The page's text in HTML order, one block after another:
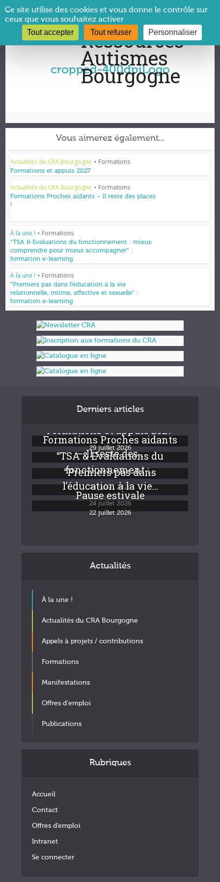
Vous êtes ici :CRA Bourgogne→cropped-400dpiLogo
cropped-400dpiLogo
Vous aimerez également...
Actualités du CRA Bourgogne • Formations
Formations et appuis 2027
Actualités du CRA Bourgogne • Formations
Formations Proches aidants – Il reste des places
!
À la une ! • Formations
“TSA & Evaluations du fonctionnement : mieux
comprendre pour mieux accompagner” :
formation e-learning
À la une ! • Formations
“Premiers pas dans l’éducation à la vie
relationnelle, intime, affective et sexuelle” :
formation e-learning
Derniers articles
Formations et appuis 2027
29 juillet 2026
Formations Proches aidants
– Il reste des...
24 juillet 2026
“TSA & Evaluations du
fonctionnement :...
24 juillet 2026
“Premiers pas dans
l’éducation à la vie...
24 juillet 2026
Pause estivale
22 juillet 2026
Actualités
À la une !
Actualités du CRA Bourgogne
Appels à projets / contributions
Formations
Manifestations
Offres d'emploi
Publications
Rubriques
Accueil
Contact
Offres d’emploi
Intranet
Se connecter
Panneau de gestion des cookies
Ce site utilise des cookies et vous donne le contrôle sur
ceux que vous souhaitez activer
Tout accepter Tout refuser Personnaliser